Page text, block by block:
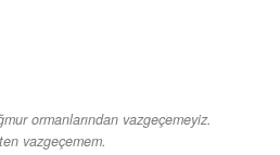
ormanlarından vazgeçemeyiz.
vazgeçemem.